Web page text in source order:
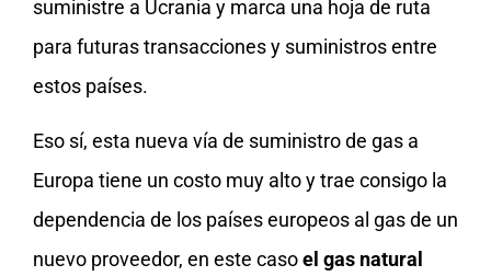
suministre a Ucrania y marca una hoja de ruta
para futuras transacciones y suministros entre
estos países.
Eso sí, esta nueva vía de suministro de gas a
Europa tiene un costo muy alto y trae consigo la
dependencia de los países europeos al gas de un
nuevo proveedor, en este casoel gas natural